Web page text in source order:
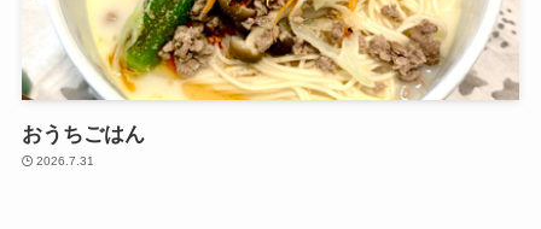
おうちごはん
2026.7.31